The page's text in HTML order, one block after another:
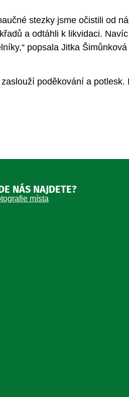
stezky jsme očistili od
a odtáhli k likvidaci.
popsala Jitka
poděkování a potlesk.
NÁS NAJDETE?
místa